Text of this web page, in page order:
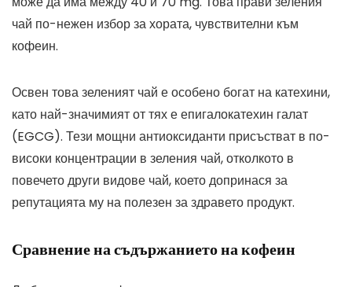
чай по-нежен избор за хората, чувствителни към
кофеин.
Освен това зеленият чай е особено богат на катехини,
като най-значимият от тях е епигалокатехин галат
(EGCG). Тези мощни антиоксиданти присъстват в по-
високи концентрации в зеления чай, отколкото в
повечето други видове чай, което допринася за
репутацията му на полезен за здравето продукт.
Сравнение на съдържанието на кофеин